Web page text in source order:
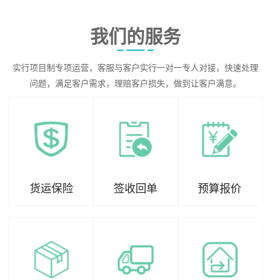
我们的服务
实行项目制专项运营，客服与客户实行一对一专人对接，快速处理
问题，满足客户需求，理赔客户损失，做到让客户满意。
货运保险 签收回单 预算报价